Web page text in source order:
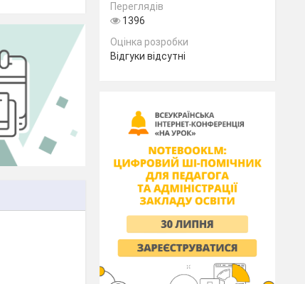
Переглядів
1396
Оцінка розробки
Відгуки відсутні